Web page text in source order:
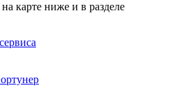
карте ниже и в разделе